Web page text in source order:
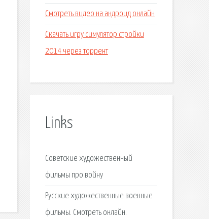
Смотреть видео на андроид онлайн
Скачать игру симулятор стройки
2014 через торрент
Links
Советские художественный
фильмы про войну
Русские художественные военные
фильмы. Смотреть онлайн.